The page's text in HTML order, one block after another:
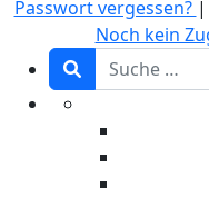
Passwort vergessen? |
Noch kein